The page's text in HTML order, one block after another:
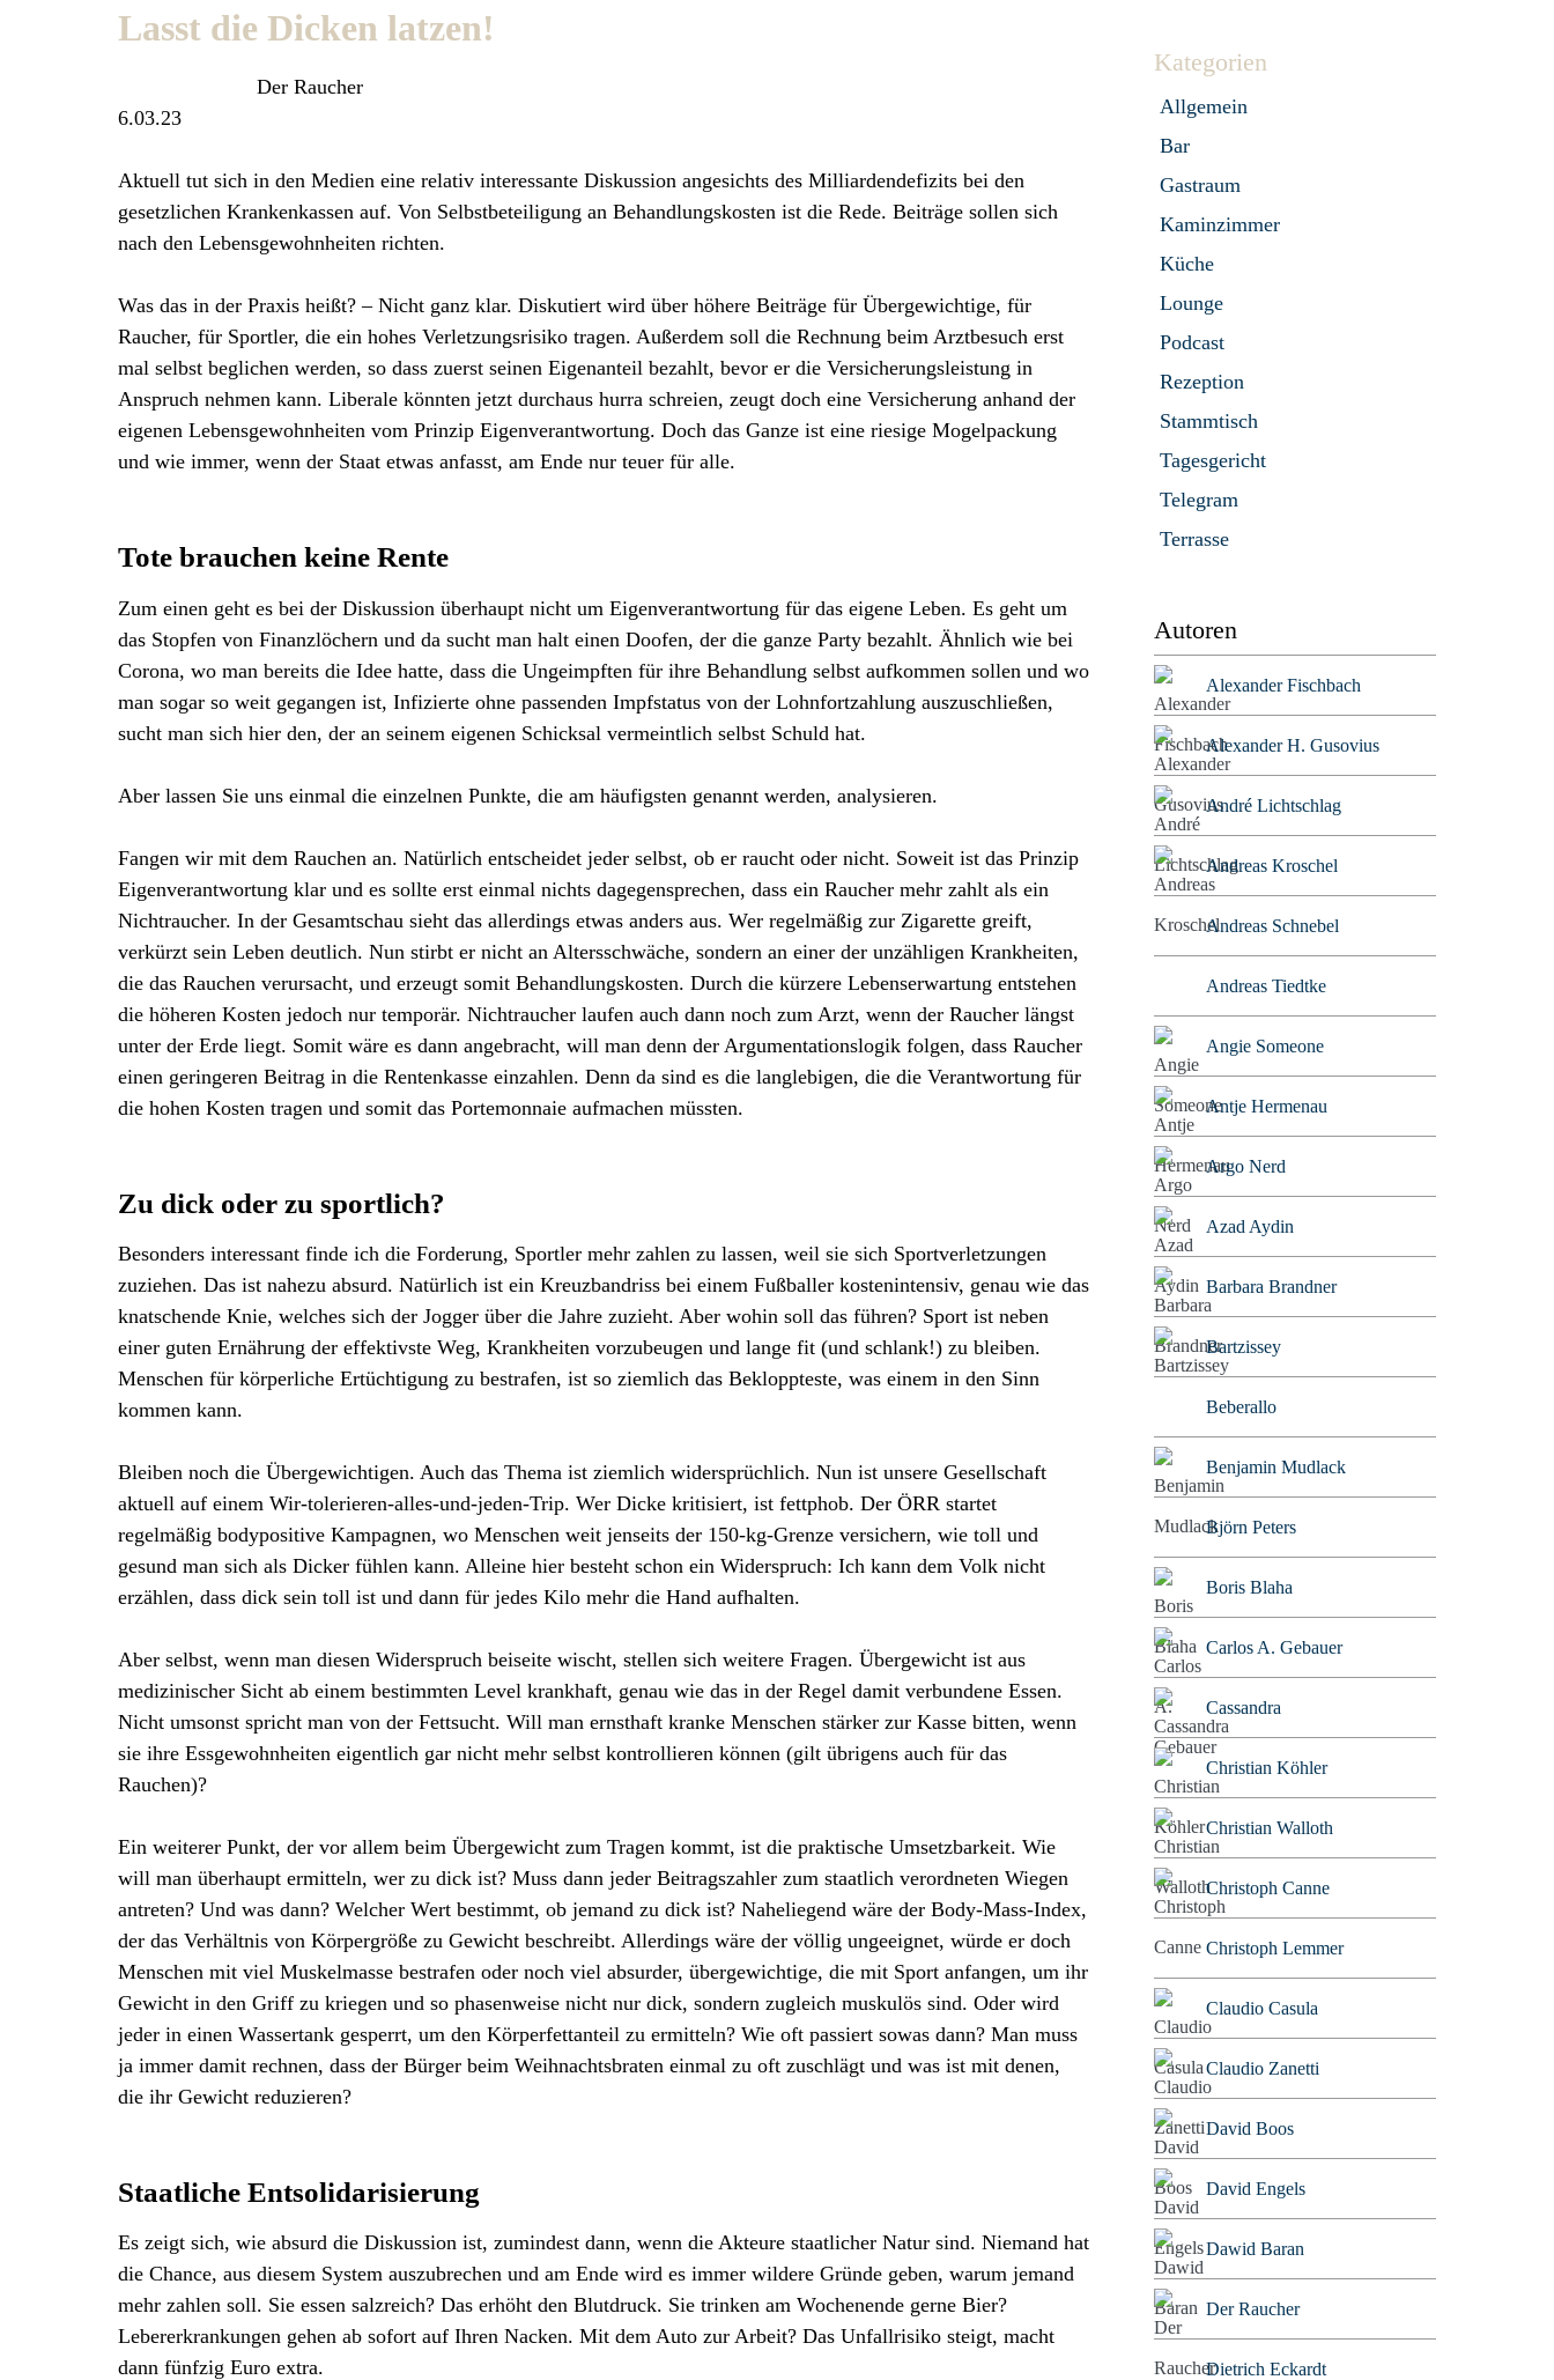
Lasst die Dicken latzen!
Der Raucher
6.03.23
Aktuell tut sich in den Medien eine relativ interessante Diskussion angesichts des Milliardendefizits bei den
gesetzlichen Krankenkassen auf. Von Selbstbeteiligung an Behandlungskosten ist die Rede. Beiträge sollen sich
nach den Lebensgewohnheiten richten.
Was das in der Praxis heißt? – Nicht ganz klar. Diskutiert wird über höhere Beiträge für Übergewichtige, für
Raucher, für Sportler, die ein hohes Verletzungsrisiko tragen. Außerdem soll die Rechnung beim Arztbesuch erst
mal selbst beglichen werden, so dass zuerst seinen Eigenanteil bezahlt, bevor er die Versicherungsleistung in
Anspruch nehmen kann. Liberale könnten jetzt durchaus hurra schreien, zeugt doch eine Versicherung anhand der
eigenen Lebensgewohnheiten vom Prinzip Eigenverantwortung. Doch das Ganze ist eine riesige Mogelpackung
und wie immer, wenn der Staat etwas anfasst, am Ende nur teuer für alle.
Tote brauchen keine Rente
Zum einen geht es bei der Diskussion überhaupt nicht um Eigenverantwortung für das eigene Leben. Es geht um
das Stopfen von Finanzlöchern und da sucht man halt einen Doofen, der die ganze Party bezahlt. Ähnlich wie bei
Corona, wo man bereits die Idee hatte, dass die Ungeimpften für ihre Behandlung selbst aufkommen sollen und wo
man sogar so weit gegangen ist, Infizierte ohne passenden Impfstatus von der Lohnfortzahlung auszuschließen,
sucht man sich hier den, der an seinem eigenen Schicksal vermeintlich selbst Schuld hat.
Aber lassen Sie uns einmal die einzelnen Punkte, die am häufigsten genannt werden, analysieren.
Fangen wir mit dem Rauchen an. Natürlich entscheidet jeder selbst, ob er raucht oder nicht. Soweit ist das Prinzip
Eigenverantwortung klar und es sollte erst einmal nichts dagegensprechen, dass ein Raucher mehr zahlt als ein
Nichtraucher. In der Gesamtschau sieht das allerdings etwas anders aus. Wer regelmäßig zur Zigarette greift,
verkürzt sein Leben deutlich. Nun stirbt er nicht an Altersschwäche, sondern an einer der unzähligen Krankheiten,
die das Rauchen verursacht, und erzeugt somit Behandlungskosten. Durch die kürzere Lebenserwartung entstehen
die höheren Kosten jedoch nur temporär. Nichtraucher laufen auch dann noch zum Arzt, wenn der Raucher längst
unter der Erde liegt. Somit wäre es dann angebracht, will man denn der Argumentationslogik folgen, dass Raucher
einen geringeren Beitrag in die Rentenkasse einzahlen. Denn da sind es die langlebigen, die die Verantwortung für
die hohen Kosten tragen und somit das Portemonnaie aufmachen müssten.
Zu dick oder zu sportlich?
Besonders interessant finde ich die Forderung, Sportler mehr zahlen zu lassen, weil sie sich Sportverletzungen
zuziehen. Das ist nahezu absurd. Natürlich ist ein Kreuzbandriss bei einem Fußballer kostenintensiv, genau wie das
knatschende Knie, welches sich der Jogger über die Jahre zuzieht. Aber wohin soll das führen? Sport ist neben
einer guten Ernährung der effektivste Weg, Krankheiten vorzubeugen und lange fit (und schlank!) zu bleiben.
Menschen für körperliche Ertüchtigung zu bestrafen, ist so ziemlich das Bekloppteste, was einem in den Sinn
kommen kann.
Bleiben noch die Übergewichtigen. Auch das Thema ist ziemlich widersprüchlich. Nun ist unsere Gesellschaft
aktuell auf einem Wir-tolerieren-alles-und-jeden-Trip. Wer Dicke kritisiert, ist fettphob. Der ÖRR startet
regelmäßig bodypositive Kampagnen, wo Menschen weit jenseits der 150-kg-Grenze versichern, wie toll und
gesund man sich als Dicker fühlen kann. Alleine hier besteht schon ein Widerspruch: Ich kann dem Volk nicht
erzählen, dass dick sein toll ist und dann für jedes Kilo mehr die Hand aufhalten.
Aber selbst, wenn man diesen Widerspruch beiseite wischt, stellen sich weitere Fragen. Übergewicht ist aus
medizinischer Sicht ab einem bestimmten Level krankhaft, genau wie das in der Regel damit verbundene Essen.
Nicht umsonst spricht man von der Fettsucht. Will man ernsthaft kranke Menschen stärker zur Kasse bitten, wenn
sie ihre Essgewohnheiten eigentlich gar nicht mehr selbst kontrollieren können (gilt übrigens auch für das
Rauchen)?
Ein weiterer Punkt, der vor allem beim Übergewicht zum Tragen kommt, ist die praktische Umsetzbarkeit. Wie
will man überhaupt ermitteln, wer zu dick ist? Muss dann jeder Beitragszahler zum staatlich verordneten Wiegen
antreten? Und was dann? Welcher Wert bestimmt, ob jemand zu dick ist? Naheliegend wäre der Body-Mass-Index,
der das Verhältnis von Körpergröße zu Gewicht beschreibt. Allerdings wäre der völlig ungeeignet, würde er doch
Menschen mit viel Muskelmasse bestrafen oder noch viel absurder, übergewichtige, die mit Sport anfangen, um ihr
Gewicht in den Griff zu kriegen und so phasenweise nicht nur dick, sondern zugleich muskulös sind. Oder wird
jeder in einen Wassertank gesperrt, um den Körperfettanteil zu ermitteln? Wie oft passiert sowas dann? Man muss
ja immer damit rechnen, dass der Bürger beim Weihnachtsbraten einmal zu oft zuschlägt und was ist mit denen,
die ihr Gewicht reduzieren?
Staatliche Entsolidarisierung
Es zeigt sich, wie absurd die Diskussion ist, zumindest dann, wenn die Akteure staatlicher Natur sind. Niemand hat
die Chance, aus diesem System auszubrechen und am Ende wird es immer wildere Gründe geben, warum jemand
mehr zahlen soll. Sie essen salzreich? Das erhöht den Blutdruck. Sie trinken am Wochenende gerne Bier?
Lebererkrankungen gehen ab sofort auf Ihren Nacken. Mit dem Auto zur Arbeit? Das Unfallrisiko steigt, macht
dann fünfzig Euro extra.
Kategorien
Allgemein
Bar
Gastraum
Kaminzimmer
Küche
Lounge
Podcast
Rezeption
Stammtisch
Tagesgericht
Telegram
Terrasse
Autoren
Alexander Fischbach
Alexander H. Gusovius
André Lichtschlag
Andreas Kroschel
Andreas Schnebel
Andreas Tiedtke
Angie Someone
Antje Hermenau
Argo Nerd
Azad Aydin
Barbara Brandner
Bartzissey
Beberallo
Benjamin Mudlack
Björn Peters
Boris Blaha
Carlos A. Gebauer
Cassandra
Christian Köhler
Christian Walloth
Christoph Canne
Christoph Lemmer
Claudio Casula
Claudio Zanetti
David Boos
David Engels
Dawid Baran
Der Raucher
Dietrich Eckardt